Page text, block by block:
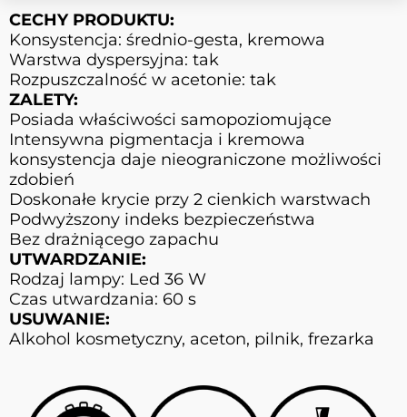
CECHY PRODUKTU:
Konsystencja: średnio-gesta, kremowa
Warstwa dyspersyjna: tak
Rozpuszczalność w acetonie: tak
ZALETY:
Posiada właściwości samopoziomujące
Intensywna pigmentacja i kremowa
konsystencja daje nieograniczone możliwości
zdobień
Doskonałe krycie przy 2 cienkich warstwach
Podwyższony indeks bezpieczeństwa
Bez drażniącego zapachu
UTWARDZANIE:
Rodzaj lampy: Led 36 W
Czas utwardzania: 60 s
USUWANIE:
Alkohol kosmetyczny, aceton, pilnik, frezarka